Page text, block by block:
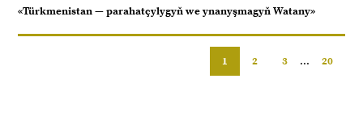
«Türkmenistan — parahatçylygyň we ynanyşmagyň Watany»
1 2 3 ... 20